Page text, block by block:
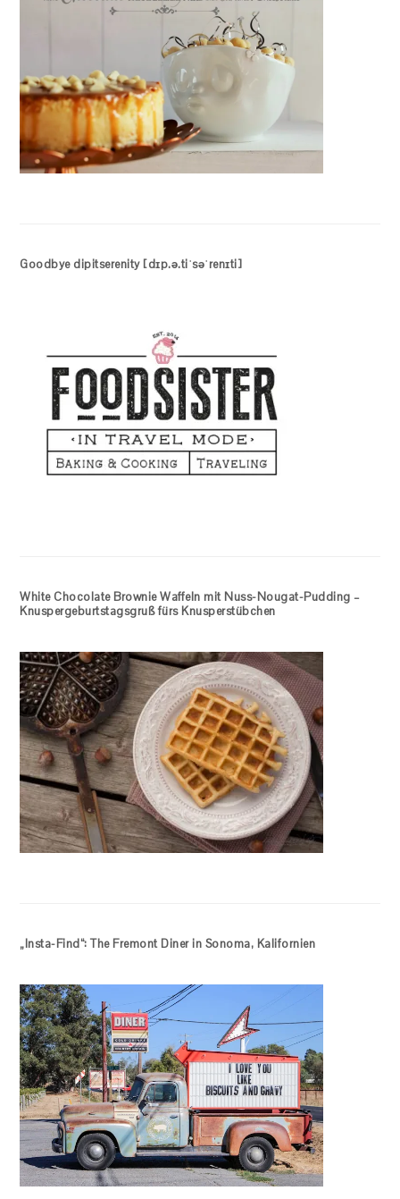
Goodbye dipitserenity [dɪp.ə.tiˈsəˈrenɪti]
White Chocolate Brownie Waffeln mit Nuss-Nougat-Pudding –
Knuspergeburtstagsgruß fürs Knusperstübchen
„Insta-Find“: The Fremont Diner in Sonoma, Kalifornien